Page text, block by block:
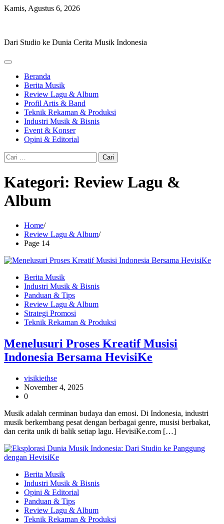
Skip
Kamis, Agustus 6, 2026
Dari Studio ke Dunia Cerita Musik Indonesia
Beranda
Berita Musik
Review Lagu & Album
Profil Artis & Band
Teknik Rekaman & Produksi
Industri Musik & Bisnis
Event & Konser
Opini & Editorial
Cari
untuk:
Kategori: Review Lagu &
Album
Home
Review Lagu & Album
Page 14
Berita Musik
Industri Musik & Bisnis
Panduan & Tips
Review Lagu & Album
Strategi Promosi
Teknik Rekaman & Produksi
Menelusuri Proses Kreatif Musisi
Indonesia Bersama HevisiKe
visikiethse
November 4, 2025
0
Musik adalah cerminan budaya dan emosi. Di Indonesia, industri
musik berkembang pesat dengan berbagai genre, musisi berbakat,
dan cerita unik di balik setiap lagu. HevisiKe.com […]
Berita Musik
Industri Musik & Bisnis
Opini & Editorial
Panduan & Tips
Review Lagu & Album
Teknik Rekaman & Produksi